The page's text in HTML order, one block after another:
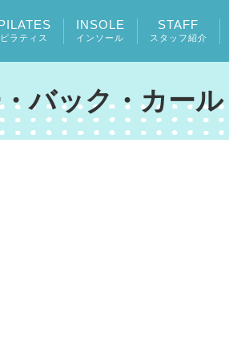
ピラティス
INSOLE
インソール
STAFF
スタッフ紹介
バック・カール